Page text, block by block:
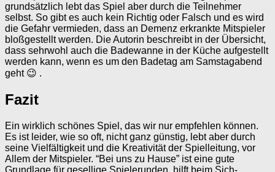
grundsätzlich lebt das Spiel aber durch die Teilnehmer
selbst. So gibt es auch kein Richtig oder Falsch und es wird
die Gefahr vermieden, dass an Demenz erkrankte Mitspieler
bloßgestellt werden. Die Autorin beschreibt in der Übersicht,
dass sehrwohl auch die Badewanne in der Küche aufgestellt
werden kann, wenn es um den Badetag am Samstagabend
geht 😉 .
Fazit
Ein wirklich schönes Spiel, das wir nur empfehlen können.
Es ist leider, wie so oft, nicht ganz günstig, lebt aber durch
seine Vielfältigkeit und die Kreativität der Spielleitung, vor
Allem der Mitspieler. “Bei uns zu Hause” ist eine gute